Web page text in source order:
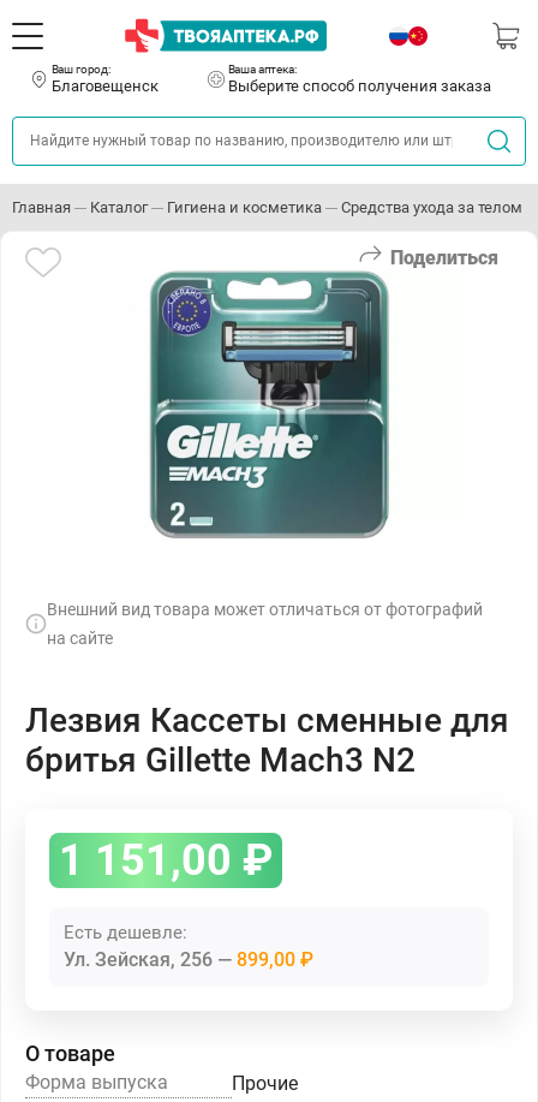
Ваш город:
Благовещенск
Ваша аптека:
Выберите способ получения заказа
Главная Каталог Гигиена и косметика Средства ухода за телом
Поделиться
Внешний вид товара может отличаться от фотографий
на сайте
Лезвия Кассеты сменные для
бритья Gillette Mach3 N2
1 151,00 ₽
Есть дешевле:
Ул. Зейская, 256 899,00 ₽
О товаре
Форма выпуска
Прочие